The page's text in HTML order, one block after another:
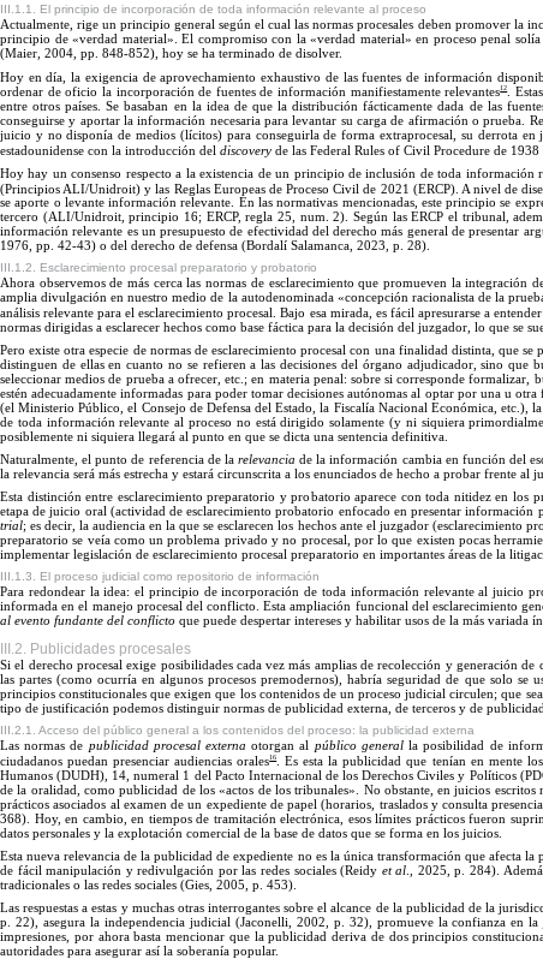
III.1.1. El principio de incorporación de toda información relevante al proceso
Actualmente, rige un principio general según el cual las normas procesales deben promover
principio de «verdad material». El compromiso con la «verdad material»en proceso penal
(Maier, 2004, pp. 848-852), hoy se ha terminado de disolver.
Hoy en día, la exigencia de aprovechamiento exhaustivo de las fuentes de información
ordenar de oficio la incorporación de fuentes de información manifiestamente relevantes12.
entre otros países.Sebasaban en la idea de que la distribución fácticamente dada de las
conseguirse y aportar la información necesaria para levantar su cargade afirmación o prueba.
juicio y no disponía de medios (lícitos) para conseguirla de forma extraprocesal, su derrota
estadounidense con la introducción del discovery de las Federal Rules of Civil Procedure de
Hoyhay un consenso respecto a la existencia de un principio de inclusión de toda información
(Principios ALI/Unidroit) y las Reglas Europeas de Proceso Civil de 2021 (ERCP). Anivel de
se aporte o levante información relevante. En las normativas mencionadas, este principio se
tercero (ALI/Unidroit, principio 16; ERCP, regla 25, num. 2). Según las ERCP el tribunal,
información relevante es un presupuesto de efectividad del derecho más general de presentar
1976, pp. 42-43) o del derecho de defensa (Bordalí Salamanca, 2023 p. 28).
III.1.2. Esclarecimiento procesal preparatorio y probatorio
Ahora observemos de más cerca las normas de esclarecimiento que promueven la
amplia divulgación en nuestro medio de la autodenominada «concepción racionalista de la
análisis relevante para el esclarecimiento procesal. Bajo esa mirada, es fácil apresurarse a
normas dirigidas a esclarecer hechos como base fáctica para la decisión del juzgador, lo que se
Pero existe otra especie de normas de esclarecimiento procesal con una finalidad distinta, que se
distinguen de ellas en cuanto no se refieren a las decisiones del órgano adjudicador, sino que
seleccionar medios de prueba a ofrecer, etc.; en materia penal: sobre si corresponde formalizar,
estén adecuadamente informadas para poder tomar decisiones autónomas al optar por una u
(el MinisterioPúblico , el Consejo de Defensa del Estado, la Fiscalía Nacional Económica,
de toda información relevante al proceso no está dirigido solamente (y ni siquiera
posiblemente ni siquiera llegará al punto en que se dicta una sentencia definitiva.
Naturalmente, el punto de referencia de larelevancia de la información cambia en función del
la relevancia será más estrecha y estará circunscrita a los enunciados de hecho a probar frente al
Esta distinción entre esclarecimiento preparatorio y probatorio aparece con toda nitidez en los
etapade juicio oral (actividad de esclarecimiento probatorio enfocado en presentar información
trial; es decir, la audiencia en la que se esclarecen los hechos ante el juzgador (esclarecimiento
preparatorio se veía como un problema privado y no procesal, por lo que existen pocas
implementar legislación de esclarecimiento procesal preparatorio en importantes áreas de la
III.1.3. El proceso judicial como repositorio de información
Para redondear la idea: el principio de incorporación de toda información relevante al juicio
informada en el manejo procesal del conflicto. Esta ampliación funcional del esclarecimiento
al evento fundante del conflicto que puede despertar intereses y habilitar usos de la más variada
III.2. Publicidades procesales
Siel derecho procesal exige posibilidades cada vez más amplias de recolección y generación
las partes (como ocurría en algunos procesos premodernos), habría seguridad de que solo se
principios constitucionales que exigen que los contenidos de un proceso judicial circulen; que
tipo de justificación podemos distinguir normas de publicidad externa, de terceros y de
III.2.1. Acceso del público general a los contenidos del proceso: la publicidad externa
Lasnormas de publicidad procesal externa otorgan al público generalla posibilidad de
ciudadanos puedan presenciar audiencias orales16.Esesta la publicidad que tenían en mente
Humanos (DUDH), 14, numeral 1 del Pacto Internacional de los Derechos Civiles y Políticos
de la oralidad, como publicidad de los «actos de los tribunales». No obstante, en juicios
prácticos asociados al examen de un expediente de papel (horarios, traslados y consulta
368). Hoy, en cambio, en tiempos de tramitación electrónica, esos límites prácticos fueron
datos personales y la explotación comercial de la base de datos que se forma en los juicios.
Esta nueva relevancia de la publicidad de expediente no es la única transformación que afecta
de fácil manipulación y redivulgación por las redes sociales (Reidy et al ., 2025,p.284).
tradicionales o las redes sociales (Gies, 2005, p. 453).
Lasrespuestas a estas y muchas otras interrogantes sobre el alcance de la publicidad de la
p. 22), asegura la independencia judicial (Jaconelli, 2002, p. 32), promueve la confianza en la
impresiones, por ahora basta mencionar que la publicidad deriva de dos principios
autoridades para asegurar así la soberanía popular.